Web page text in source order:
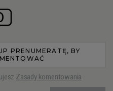
PRENUMERATĘ, BY
Zasady komentowania